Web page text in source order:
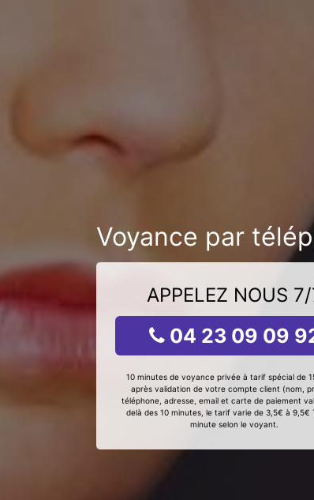
Voyance par
APPELEZ NOUS
04 23 09 09
10 minutes de voyance privée à tarif spécial de
après validation de votre compte client (nom,
téléphone, adresse, email et carte de paiement
delà des 10 minutes, le tarif varie de 3,5€ à 9,5€
minute selon le voyant.